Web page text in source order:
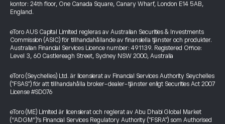
kontor: 24th floor, One Canada Square, Canary Wharf, London E14 5AB,
England.
eToro AUS Capital Limited regleras av Australian Securities & Investments
Commission (ASIC) för tillhandahållande av finansiella tjänster och produkter.
Australian Financial Services Licence number: 491139. Registered Office:
Level 3, 60 Castlereagh Street, Sydney NSW 2000, Australia
eToro (Seychelles) Ltd. är licensierat av Financial Services Authority Seychelles
("FSAS") för att tillhandahålla broker-dealer-tjänster enligt Securities Act 2007
License #SD076
eToro (ME) Limited är licensierat och reglerat av Abu Dhabi Global Market
(“ADGM”)’s Financial Services Regulatory Authority ("FSRA") som Authorised